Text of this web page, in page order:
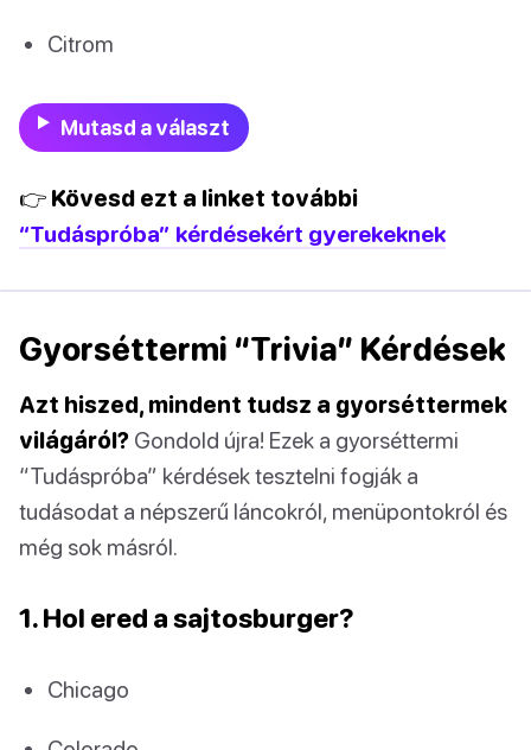
Citrom
Mutasd a választ
👉 Kövesd ezt a linket további
“Tudáspróba” kérdésekért gyerekeknek
Gyorséttermi “Trivia” Kérdések
Azt hiszed, mindent tudsz a gyorséttermek
világáról? Gondold újra! Ezek a gyorséttermi
“Tudáspróba” kérdések tesztelni fogják a
tudásodat a népszerű láncokról, menüpontokról és
még sok másról.
1. Hol ered a sajtosburger?
Chicago